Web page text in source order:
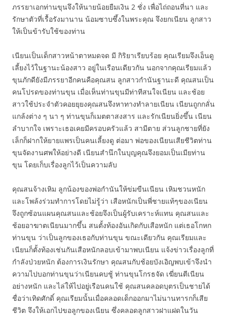
ภรรยาเอกท่านขุนจึงให้นายน้อยยืมเงิน 2 ชั่ง เพื่อไถ่ถอนที่นา และ
รักษาตัวที่เรื้อรังมานาน น้อมซาบซึ้งในพระคุณ จึงยกเนียน ลูกสาว
ให้เป็นข้ารับใช้ของท่าน
เนียนเป็นเด็กสาวหน้าตาหมดจด มี กิริยาเรียบร้อย คุณเรียมจึงเอ็นดู
เลี้ยงไว้ในฐานะน้องสาว อยู่ในเรือนเดียวกัน นอกจากคุณเรียมแล้ว
ขุนภักดียังมีภรรยาอีกคนคือคุณสน ลูกสาวกำนันฐานะดี คุณสนเป็น
คนโปรดของท่านขุน เมื่อเห็นท่านขุนมีท่าทีสนใจเนียน และช้อย
สาวใช้ประจำตัวคอยยุยงคุณสนจึงหาทางทำลายเนียน เนียนถูกกลั่น
แกล้งต่าง ๆ นา ๆ ท่านขุนก็เมตตาสงสาร และรักเนียนยิ่งขึ้น เนียน
ลำบากใจ เพราะเธอเคยมีครอบครัวแล้ว สามีตาย ส่วนลูกชายที่ยัง
เล็กก็ฝากให้ยายแพรเป็นคนเลี้ยงดู ต่อมา พ่อของเนียนเสียชีวิตท่าน
ขุนจัดงานศพให้อย่างดี เนียนสำนึกในบุญคุณจึงยอมเป็นเมียท่าน
ขุน โดยเก็บเรื่องลูกไว้เป็นความลับ
คุณสนจ้างเหิม ลูกน้องของพ่อกำนันให้ข่มขืนเนียน เหิมชวนหนัก
และโพล้งร่วมทำการโดยไม่รู้ว่า เสือหนักเป็นพี่ชายแท้ๆของเนียน
จึงถูกซ้อนแผนคุณสนและช้อยจึงเป็นผู้รับเคราะห์แทน คุณสนและ
ช้อยอาฆาตเนียนมากขึ้น สนตั้งท้องอันเกิดกับเสือหนัก แต่เธอโกหก
ท่านขุน ว่าเป็นลูกของเธอกับท่านขุน ขณะเดียวกัน คุณเรียมและ
เนียนก็ตั้งท้องเช่นกันเสือหนักลอบเข้ามาพบเนียน แจ้งข่าวเรื่องลูกที่
กำลังป่วยหนัก ต้องการเงินรักษา คุณสนกับช้อยบังเอิญพบเข้าจึงนำ
ความไปบอกท่านขุนว่าเนียนคบชู้ ท่านขุนโกรธจัด เฆี่ยนตีเนียน
อย่างหนัก และไล่ให้ไปอยู่เรือนคนใช้ คุณสนคลอดบุตรเป็นชายได้
ชื่อว่าเทิดศักดิ์ คุณเรียมนั้นเมื่อคลอดเด็กออกมาไม่นานทารกก็เสีย
ชีวิต จึงให้เอกไปขอลูกของเนียน ซึ่งคลอดลูกสาวฝาแฝดในวัน